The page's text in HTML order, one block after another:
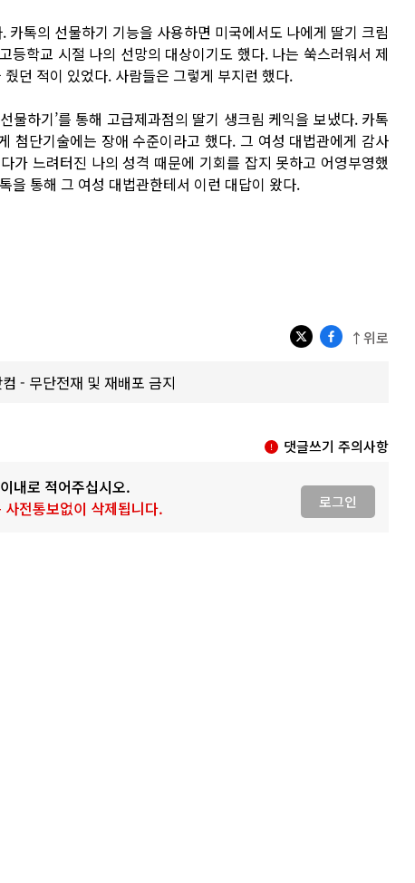
톡의 선물하기 기능을 사용하면 미국에서도 나에게 딸기 크림
학교 시절 나의 선망의 대상이기도 했다. 나는 쑥스러워서 제
던 적이 있었다. 사람들은 그렇게 부지런 했다.
물하기’를 통해 고급제과점의 딸기 생크림 케익을 보냈다. 카톡
첨단기술에는 장애 수준이라고 했다. 그 여성 대법관에게 감사
가 느려터진 나의 성격 때문에 기회를 잡지 못하고 어영부영했
을 통해 그 여성 대법관한테서 이런 대답이 왔다.
↑위로
- 무단전재 및 재배포 금지
댓글쓰기 주의사항
내로 적어주십시오.
전통보없이 삭제됩니다.
로그인